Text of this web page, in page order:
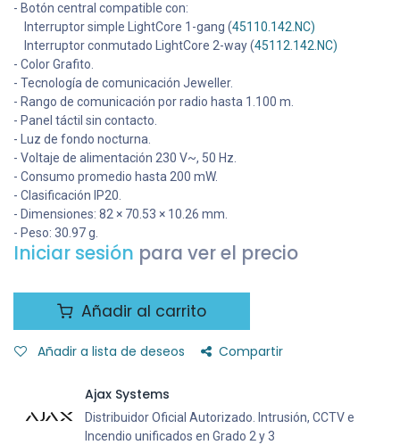
- Botón central compatible con:
Interruptor simple LightCore 1-gang (45110.142.NC)
Interruptor conmutado LightCore 2-way (45112.142.NC)
- Color Grafito.
- Tecnología de comunicación Jeweller.
- Rango de comunicación por radio hasta 1.100 m.
- Panel táctil sin contacto.
- Luz de fondo nocturna.
- Voltaje de alimentación 230 V~, 50 Hz.
- Consumo promedio hasta 200 mW.
- Clasificación IP20.
- Dimensiones: 82 × 70.53 × 10.26 mm.
- Peso: 30.97 g.
Iniciar sesión para ver el precio
Añadir al carrito
Añadir a lista de deseos Compartir
Ajax Systems
Distribuidor Oficial Autorizado. Intrusión, CCTV e
Incendio unificados en Grado 2 y 3